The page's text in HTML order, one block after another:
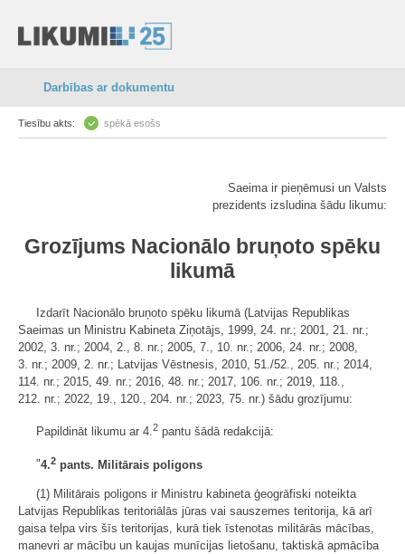
Darbības ar dokumentu
Tiesību akts: spēkā esošs
Saeima ir pieņēmusi un Valsts
prezidents izsludina šādu likumu:
Grozījums Nacionālo bruņoto spēku
likumā
Izdarīt Nacionālo bruņoto spēku likumā (Latvijas Republikas
Saeimas un Ministru Kabineta Ziņotājs, 1999, 24. nr.; 2001, 21. nr.;
2002, 3. nr.; 2004, 2., 8. nr.; 2005, 7., 10. nr.; 2006, 24. nr.; 2008,
3. nr.; 2009, 2. nr.; Latvijas Vēstnesis, 2010, 51./52., 205. nr.; 2014,
114. nr.; 2015, 49. nr.; 2016, 48. nr.; 2017, 106. nr.; 2019, 118.,
212. nr.; 2022, 19., 120., 204. nr.; 2023, 75. nr.) šādu grozījumu:
Papildināt likumu ar 4.2 pantu šādā redakcijā:
"4.2 pants. Militārais poligons
(1) Militārais poligons ir Ministru kabineta ģeogrāfiski noteikta
Latvijas Republikas teritoriālās jūras vai sauszemes teritorija, kā arī
gaisa telpa virs šīs teritorijas, kurā tiek īstenotas militārās mācības,
manevri ar mācību un kaujas munīcijas lietošanu, taktiskā apmācība